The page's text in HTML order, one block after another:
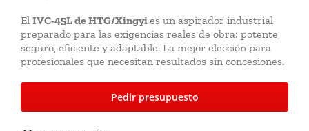
El IVC‑45L de HTG/Xingyies un aspirador industrial
preparado para las exigencias reales de obra: potente,
seguro, eficiente y adaptable. La mejor elección para
profesionales que necesitan resultados sin concesiones.
Pedir presupuesto